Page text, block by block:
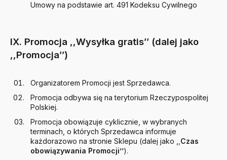
Umowy na podstawie art. 491 Kodeksu Cywilnego
IX. Promocja ,,Wysyłka gratis’’ (dalej jako
,,Promocja’’)
Organizatorem Promocji jest Sprzedawca.
Promocja odbywa się na terytorium Rzeczypospolitej
Polskiej.
Promocja obowiązuje cyklicznie, w wybranych
terminach, o których Sprzedawca informuje
każdorazowo na stronie Sklepu (dalej jako ,, Czas
obowiązywania Promocji’’).